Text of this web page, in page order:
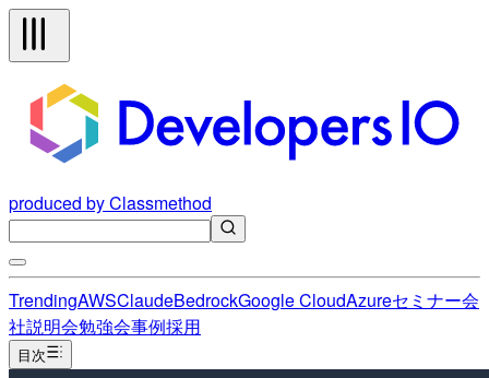
produced by Classmethod
TrendingAWSClaudeBedrockGoogle CloudAzureセミナー会
社説明会勉強会事例採用
目次